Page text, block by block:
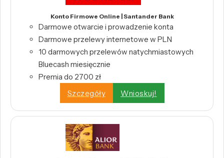
Konto Firmowe Online | Santander Bank
Darmowe otwarcie i prowadzenie konta
Darmowe przelewy internetowe w PLN
10 darmowych przelewów natychmiastowych
Bluecash miesięcznie
Premia do 2700 zł
Szczegóły
Wnioskuj!